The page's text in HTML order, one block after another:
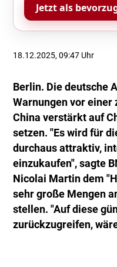
Jetzt als
18.12.2025, 09:47 Uhr
Berlin. Die deutsche
Warnungen vor
China verstärkt auf
setzen. "Es wird für
durchaus attraktiv,
einzukaufen", sagte
Nicolai Martin dem
sehr große Mengen
stellen. "Auf diese
zurückzugreifen,